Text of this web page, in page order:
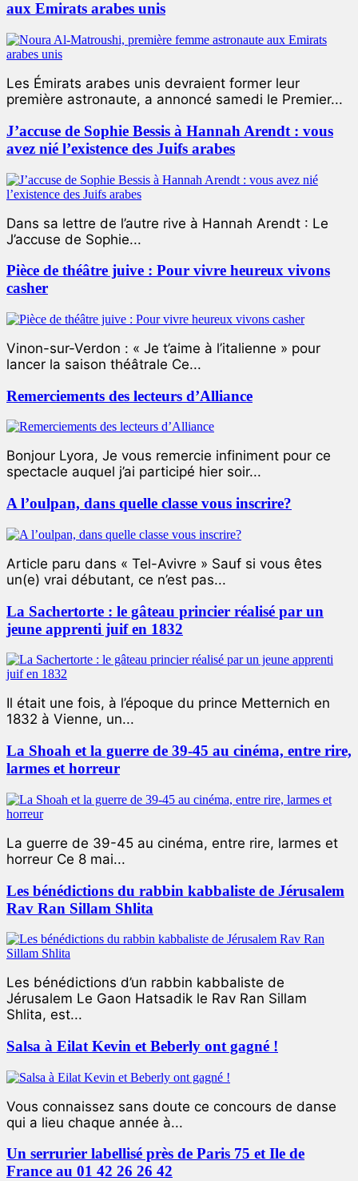
aux Emirats arabes unis
Les Émirats arabes unis devraient former leur
première astronaute, a annoncé samedi le Premier...
J’accuse de Sophie Bessis à Hannah Arendt : vous
avez nié l’existence des Juifs arabes
Dans sa lettre de l’autre rive à Hannah Arendt : Le
J’accuse de Sophie...
Pièce de théâtre juive : Pour vivre heureux vivons
casher
Vinon-sur-Verdon : « Je t’aime à l’italienne » pour
lancer la saison théâtrale Ce...
Remerciements des lecteurs d’Alliance
Bonjour Lyora, Je vous remercie infiniment pour ce
spectacle auquel j’ai participé hier soir...
A l’oulpan, dans quelle classe vous inscrire?
Article paru dans « Tel-Avivre » Sauf si vous êtes
un(e) vrai débutant, ce n’est pas...
La Sachertorte : le gâteau princier réalisé par un
jeune apprenti juif en 1832
Il était une fois, à l’époque du prince Metternich en
1832 à Vienne, un...
La Shoah et la guerre de 39-45 au cinéma, entre rire,
larmes et horreur
La guerre de 39-45 au cinéma, entre rire, larmes et
horreur Ce 8 mai...
Les bénédictions du rabbin kabbaliste de Jérusalem
Rav Ran Sillam Shlita
Les bénédictions d’un rabbin kabbaliste de
Jérusalem Le Gaon Hatsadik le Rav Ran Sillam
Shlita, est...
Salsa à Eilat Kevin et Beberly ont gagné !
Vous connaissez sans doute ce concours de danse
qui a lieu chaque année à...
Un serrurier labellisé près de Paris 75 et Ile de
France au 01 42 26 26 42